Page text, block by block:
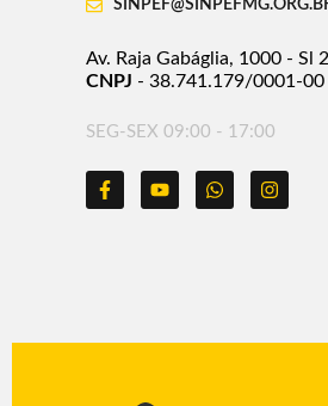
Av. Raja Gabáglia, 1000 -
CNPJ - 38.741.179/0001-00
SEG-SEX 09:00 - 17:00